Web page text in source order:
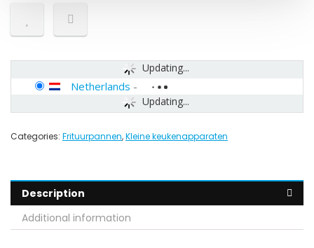
Updating...
Updating...
Netherlands -
Categories: Frituurpannen,Kleine keukenapparaten
Description
Additional information